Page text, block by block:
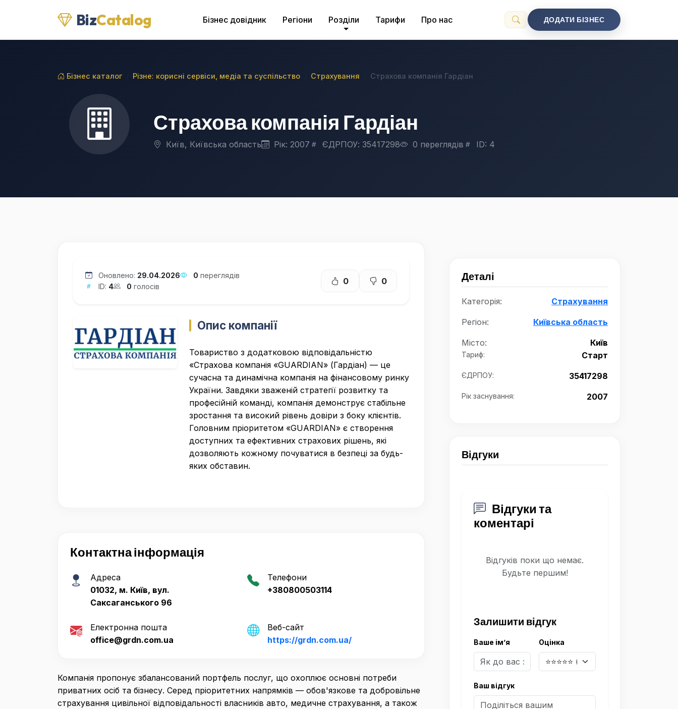
BizCatalog Бізнес довідник Регіони Розділи Тарифи Про нас ДОДАТИ БІЗНЕС
Бізнес каталог Різне: корисні сервіси, медіа та суспільство Страхування Страхова компанія Гардіан
Страхова компанія Гардіан
Київ, Київська область Рік: 2007 ЄДРПОУ: 35417298 0 переглядів ID: 4
Оновлено: 29.04.2026 0 переглядів
ID: 4 0 голосів
0 0
Опис компанії
Товариство з додатковою відповідальністю
«Страхова компанія «GUARDIAN» (Гардіан) — це
сучасна та динамічна компанія на фінансовому ринку
України. Завдяки зваженій стратегії розвитку та
професійній команді, компанія демонструє стабільне
зростання та високий рівень довіри з боку клієнтів.
Головним пріоритетом «GUARDIAN» є створення
доступних та ефективних страхових рішень, які
дозволяють кожному почуватися в безпеці за будь-
яких обставин.
Контактна інформація
Адреса
01032, м. Київ, вул.
Саксаганського 96
Телефони
+380800503114
Електронна пошта
office@grdn.com.ua
Веб-сайт
https://grdn.com.ua/
Компанія пропонує збалансований портфель послуг, що охоплює основні потреби
приватних осіб та бізнесу. Серед пріоритетних напрямків — обов'язкове та добровільне
страхування цивільної відповідальності власників авто, медичне страхування, а також
Деталі
Категорія: Страхування
Регіон: Київська область
Місто: Київ
Тариф: Старт
ЄДРПОУ: 35417298
Рік заснування: 2007
Відгуки
Відгуки та
коментарі
Відгуків поки що немає.
Будьте першим!
Залишити відгук
Ваше ім’я Оцінка
Ваш відгук